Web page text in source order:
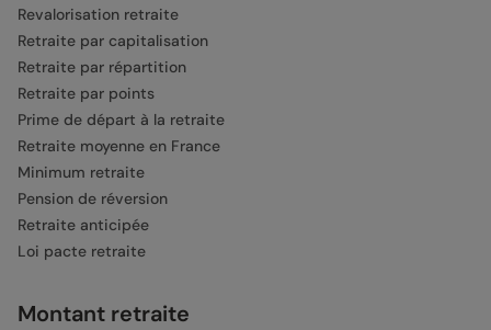
Revalorisation retraite
Retraite par capitalisation
Retraite par répartition
Retraite par points
Prime de départ à la retraite
Retraite moyenne en France
Minimum retraite
Pension de réversion
Retraite anticipée
Loi pacte retraite
Montant retraite